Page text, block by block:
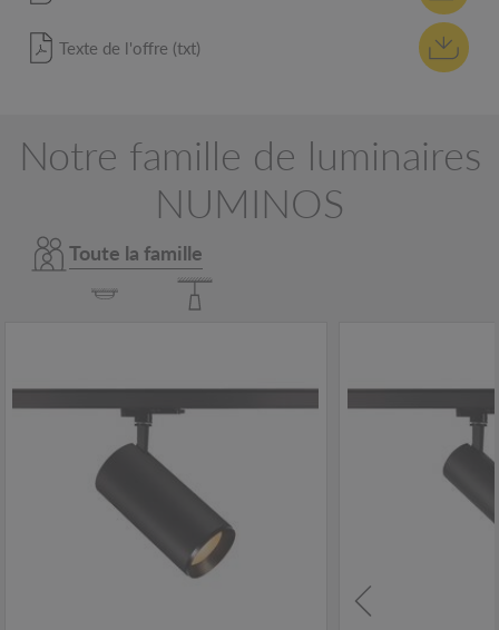
Texte de l'offre (txt)
Notre famille de luminaires
NUMINOS
Toute la famille